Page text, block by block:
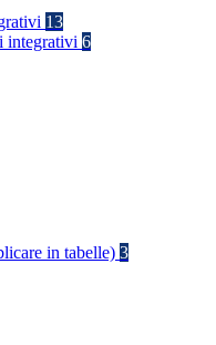
13
integrativi 6
in tabelle) 3